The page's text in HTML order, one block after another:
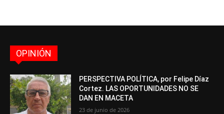
OPINIÓN
PERSPECTIVA POLÍTICA, por Felipe Díaz
Cortez. LAS OPORTUNIDADES NO SE
DAN EN MACETA
23 de junio de 2026